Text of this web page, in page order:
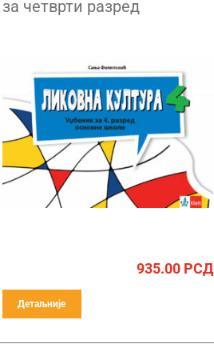
за четврти разред
935.00РСД
Детаљније